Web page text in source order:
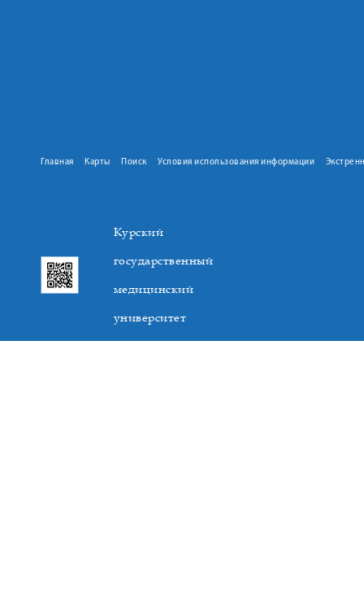
Главная Карты Поиск Условия использования информации
Курский
государственный
медицинский
университет